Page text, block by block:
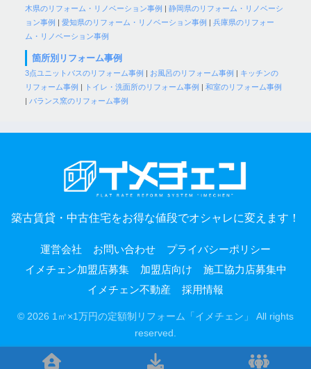
木県のリフォーム・リノベーション事例
|静岡県のリフォーム・リノベーシ
ョン事例
|愛知県のリフォーム・リノベーション事例 |兵庫県のリフォー
ム・リノベーション事例
箇所別リフォーム事例
3点ユニットバスのリフォーム事例 お風呂のリフォーム事例
キッチンの
リフォーム事例
トイレ・洗面所のリフォーム事例 |和室のリフォーム事例
バランス窯のリフォーム事例
築古賃貸・中古住宅をお得な値段でオシャレに変えます！
運営会社 お問い合わせ
プライバシーポリシー
イメチェン加盟店募集
加盟店向け
施工協力店募集中
イメチェン不動産
採用情報
© 2026 1㎡×1万円の定額制リフォーム「イメチェン」 All rights
reserved.